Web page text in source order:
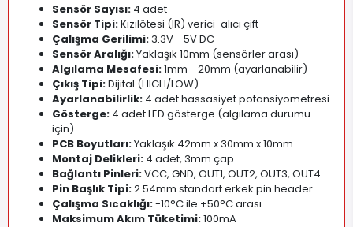
Sensör Sayısı: 4 adet
Sensör Tipi:Kızılötesi (IR) verici-alıcı çift
Çalışma Gerilimi:3.3V - 5V DC
Sensör Aralığı:Yaklaşık 10mm (sensörler arası)
Algılama Mesafesi:1mm - 20mm (ayarlanabilir)
Çıkış Tipi:Dijital (HIGH/LOW)
Ayarlanabilirlik: 4 adet hassasiyet potansiyometresi
Gösterge: 4 adet LED gösterge (algılama durumu
için)
PCB Boyutları:Yaklaşık 42mm x 30mm x 10mm
Montaj Delikleri: 4 adet, 3mm çap
Bağlantı Pinleri:VCC, GND, OUT1, OUT2, OUT3, OUT4
Pin Başlık Tipi:2.54mm standart erkek pin header
Çalışma Sıcaklığı:-10°C ile +50°C arası
Maksimum Akım Tüketimi:100mA